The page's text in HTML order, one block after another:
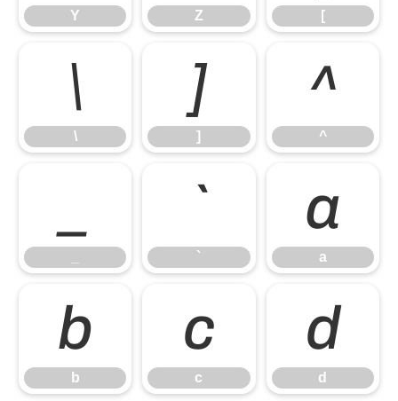
Y Z [
\
\
]
]
^
^
`
`
a
a
b
b
c
c
d
d